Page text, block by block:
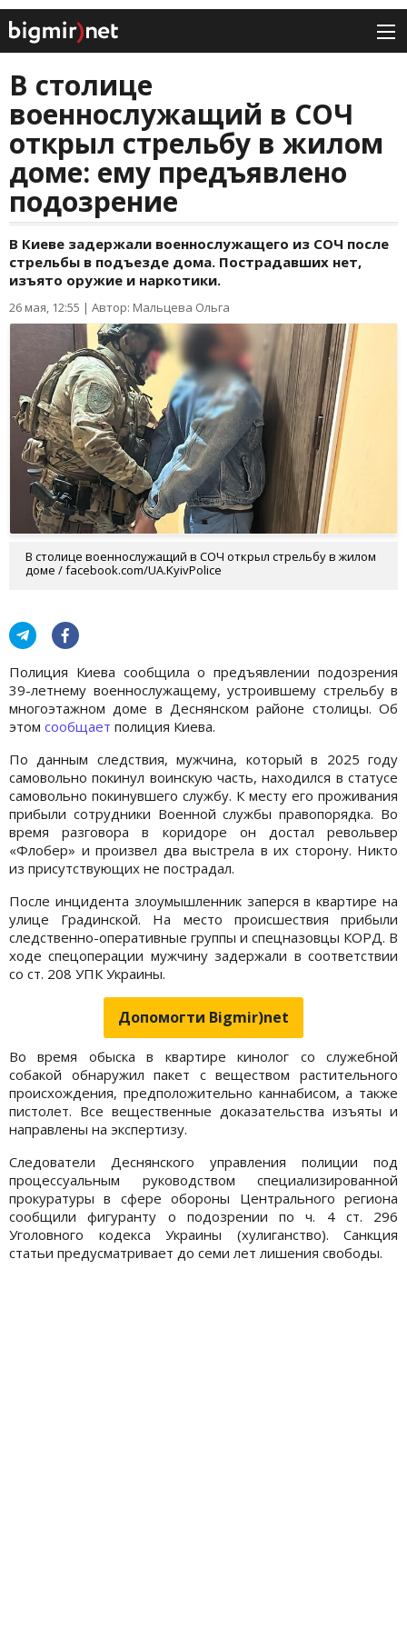
В столице
военнослужащий в СОЧ
открыл стрельбу в жилом
доме: ему предъявлено
подозрение
В Киеве задержали военнослужащего из СОЧ после
стрельбы в подъезде дома. Пострадавших нет,
изъято оружие и наркотики.
26 мая, 12:55 | Автор: Мальцева Ольга
В столице военнослужащий в СОЧ открыл стрельбу в жилом
доме / facebook.com/UA.KyivPolice
Полиция Киева сообщила о предъявлении подозрения
39-летнему военнослужащему, устроившему стрельбу в
многоэтажном доме в Деснянском районе столицы. Об
этом сообщает полиция Киева.
По данным следствия, мужчина, который в 2025 году
самовольно покинул воинскую часть, находился в статусе
самовольно покинувшего службу. К месту его проживания
прибыли сотрудники Военной службы правопорядка. Во
время разговора в коридоре он достал револьвер
«Флобер» и произвел два выстрела в их сторону. Никто
из присутствующих не пострадал.
После инцидента злоумышленник заперся в квартире на
улице Градинской. На место происшествия прибыли
следственно-оперативные группы и спецназовцы КОРД. В
ходе спецоперации мужчину задержали в соответствии
со ст. 208 УПК Украины.
Допомогти Bigmir)net
Во время обыска в квартире кинолог со служебной
собакой обнаружил пакет с веществом растительного
происхождения, предположительно каннабисом, а также
пистолет. Все вещественные доказательства изъяты и
направлены на экспертизу.
Следователи Деснянского управления полиции под
процессуальным руководством специализированной
прокуратуры в сфере обороны Центрального региона
сообщили фигуранту о подозрении по ч. 4 ст. 296
Уголовного кодекса Украины (хулиганство). Санкция
статьи предусматривает до семи лет лишения свободы.